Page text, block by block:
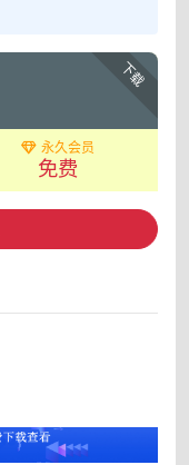
下载
永久会员
免费